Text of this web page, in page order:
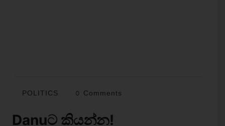
POLITICS 0 Comments